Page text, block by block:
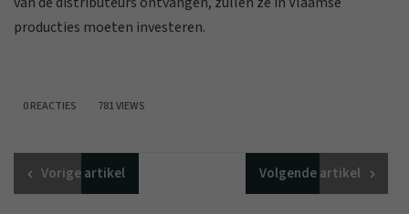
producties moeten investeren.
0 REACTIES 781 VIEWS
Vorigeartikel Volgendeartikel